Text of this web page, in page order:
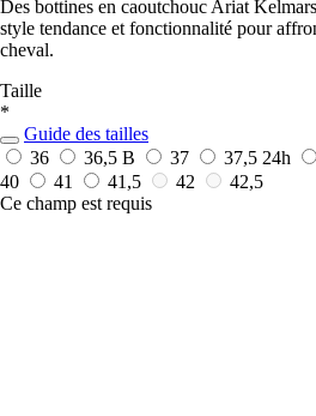
Des bottines en caoutchouc Ariat
style tendance et fonctionnalité pour
cheval.
Taille
*
Guide des tailles
36
36,5 B 37 37,5 24h
40
41 41,5 42
42,5
Ce champ est requis